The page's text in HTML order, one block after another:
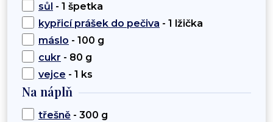
sůl - 1 špetka
kypřicí prášek do pečiva - 1 lžička
máslo - 100 g
cukr - 80 g
vejce - 1 ks
Na náplň
třešně - 300 g